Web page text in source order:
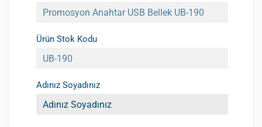
Ürün Stok Kodu
Adınız Soyadınız